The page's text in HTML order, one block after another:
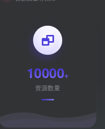
10000+
资源数量